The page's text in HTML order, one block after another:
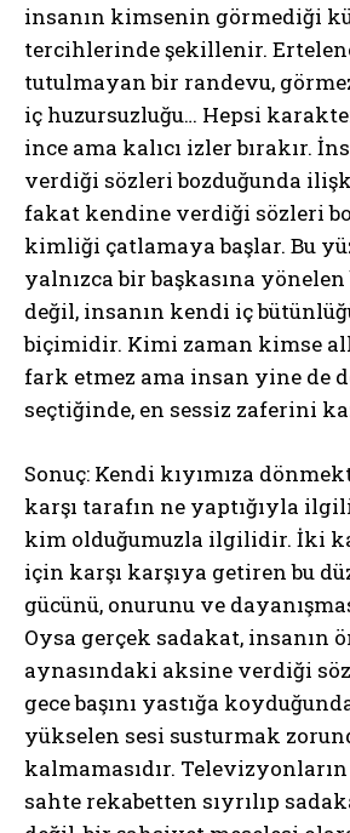
insanın kimsenin görmediği
tercihlerinde şekillenir.
tutulmayan bir randevu,
iç huzursuzluğu… Hepsi
ince ama kalıcı izler bırakır.
verdiği sözleri bozduğunda
fakat kendine verdiği sözleri
kimliği çatlamaya başlar. Bu
yalnızca bir başkasına yönelen
değil, insanın kendi iç
biçimidir. Kimi zaman kimse
fark etmez ama insan yine de
seçtiğinde, en sessiz zaferini
Sonuç: Kendi kıyımıza
karşı tarafın ne yaptığıyla
kim olduğumuzla ilgilidir. İki
için karşı karşıya getiren bu
gücünü, onurunu ve
Oysa gerçek sadakat, insanın
aynasındaki aksine verdiği
gece başını yastığa
yükselen sesi susturmak
kalmamasıdır.
sahte rekabetten sıyrılıp